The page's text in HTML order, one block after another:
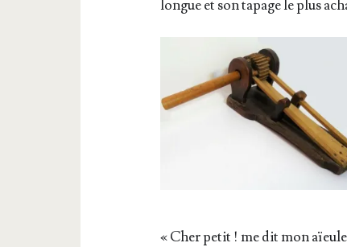
longue et son tapage le plus
« Cher petit ! me dit mon